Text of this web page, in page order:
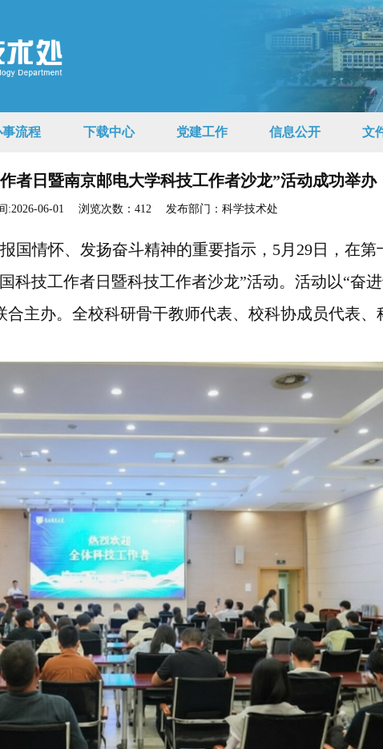
事流程 下载中心 党建工作 信息公开 文
者日暨南京邮电大学科技工作者沙龙”活动成功举办
:2026-06-01 浏览次数： 412 发布部门：科学技术处
国情怀、发扬奋斗精神的重要指示， 5月 29日，在第
科技工作者日暨科技工作者沙龙”活动。 活动以“奋
合主办。全校科研骨干教师代表、校科协成员代表